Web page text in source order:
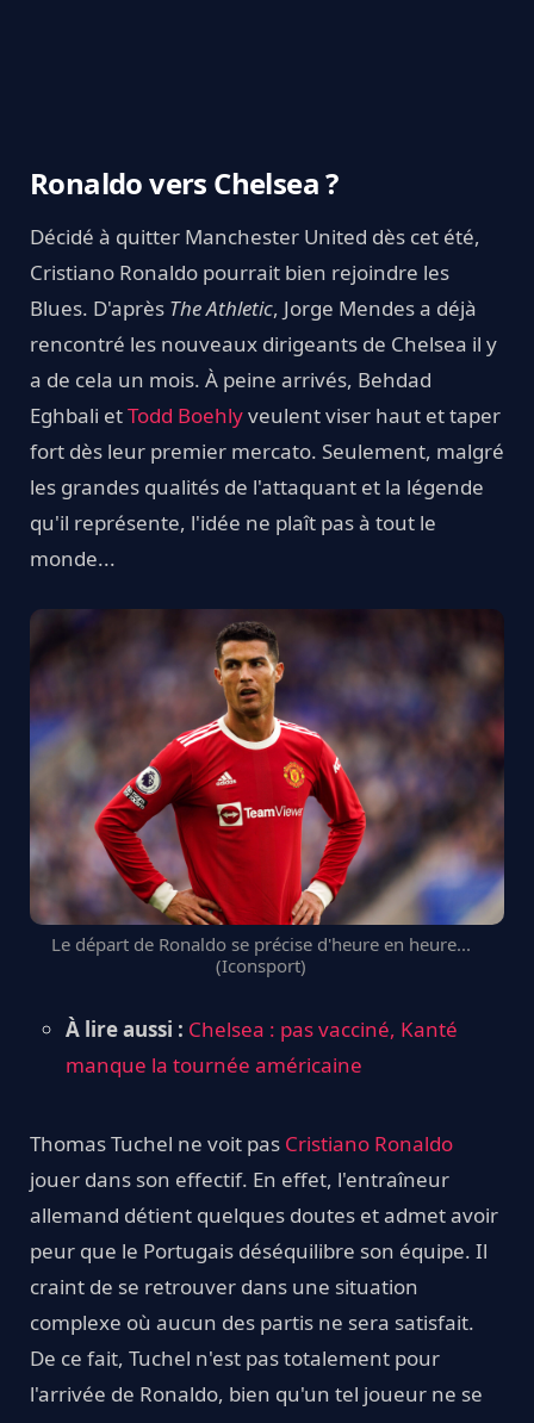
Ronaldo vers Chelsea ?
Décidé à quitter Manchester United dès cet été,
Cristiano Ronaldo pourrait bien rejoindre les
Blues. D'après The Athletic, Jorge Mendes a déjà
rencontré les nouveaux dirigeants de Chelsea il y
a de cela un mois. À peine arrivés, Behdad
Eghbali etTodd Boehlyveulent viser haut et taper
fort dès leur premier mercato. Seulement, malgré
les grandes qualités de l'attaquant et la légende
qu'il représente, l'idée ne plaît pas à tout le
monde...
Le départ de Ronaldo se précise d'heure en heure...
(Iconsport)
À lire aussi : Chelsea : pas vacciné, Kanté
manque la tournée américaine
Thomas Tuchel ne voit pas Cristiano Ronaldo
jouer dans son effectif. En effet, l'entraîneur
allemand détient quelques doutes et admet avoir
peur que le Portugais déséquilibre son équipe. Il
craint de se retrouver dans une situation
complexe où aucun des partis ne sera satisfait.
De ce fait, Tuchel n'est pas totalement pour
l'arrivée de Ronaldo, bien qu'un tel joueur ne se